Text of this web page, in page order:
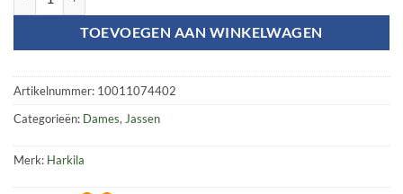
TOEVOEGEN AAN WINKELWAGEN
Artikelnummer: 10011074402
Categorieën: Dames, Jassen
Merk: Harkila